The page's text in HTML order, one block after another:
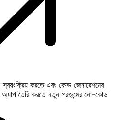
করতে এবং কোড জেনারেশনের
অ্যাপ তৈরি করতে নতুন প্রজন্মের নো-কোড